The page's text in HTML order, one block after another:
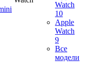
Watch
10
Apple
Watch
9
Все
модели